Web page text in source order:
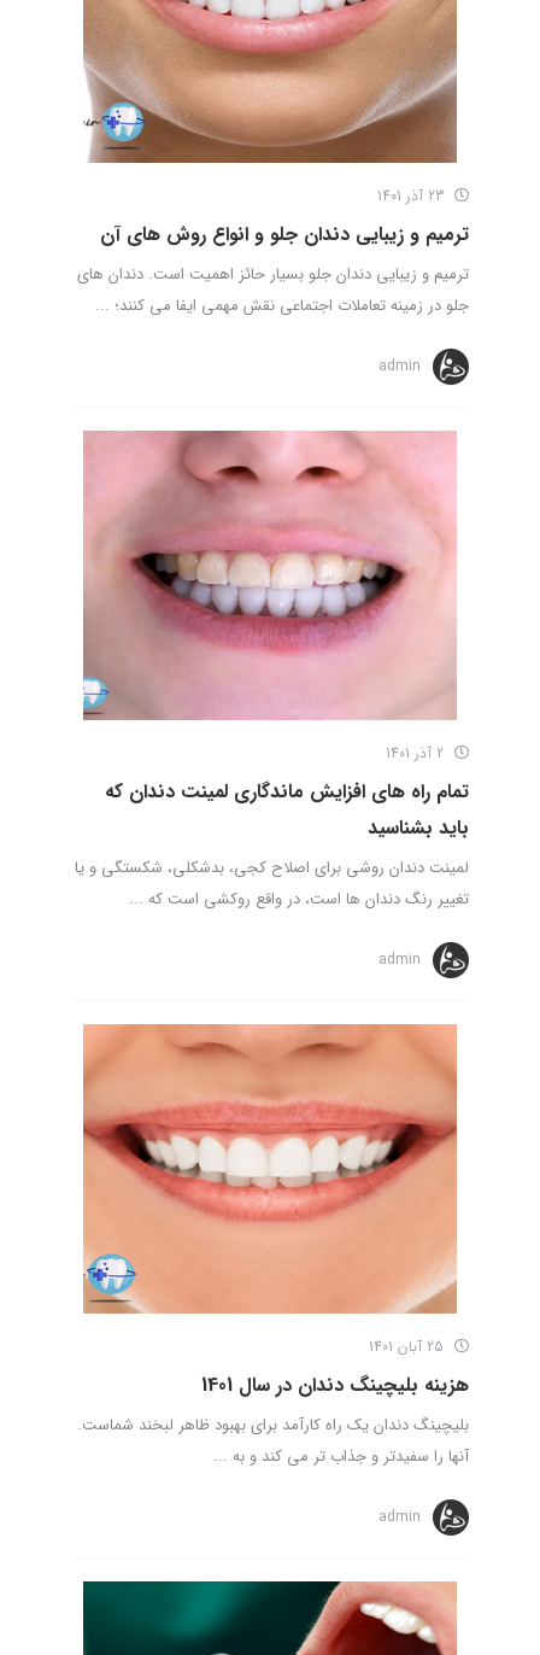
ترمیم و زیبایی دندان جلو و انواع روش های آن
ترمیم و زیبایی دندان جلو بسیار حائز اهمیت است. دندان های
جلو در زمینه تعاملات اجتماعی نقش مهمی ایفا می کنند؛ ...
admin
تمام راه های افزایش ماندگاری لمینت دندان که
باید بشناسید
لمینت دندان روشی برای اصلاح کجی، بدشکلی، شکستگی و یا
تغییر رنگ دندان ها است، در واقع روکشی است که ...
admin
هزینه بلیچینگ دندان در سال 1401
بلیچینگ دندان یک راه کارآمد برای بهبود ظاهر لبخند شماست.
آنها را سفیدتر و جذاب تر می کند و به ...
admin